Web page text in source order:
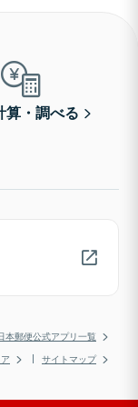
算・調べる
本郵便公式アプリ一覧
サイトマップ